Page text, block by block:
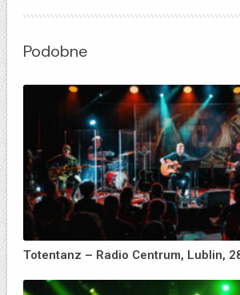
Podobne
Totentanz – Radio Centrum, Lublin,